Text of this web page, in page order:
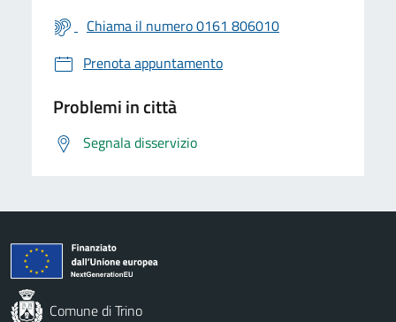
Chiama il numero 0161 806010
Prenota appuntamento
Problemi in città
Segnala disservizio
Comune di Trino